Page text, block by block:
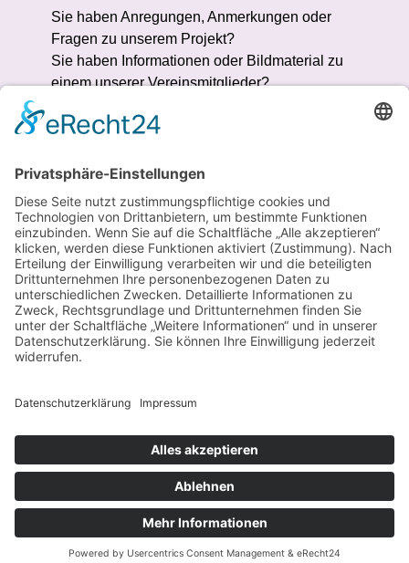
Sie haben Anregungen, Anmerkungen oder
Fragen zu unserem Projekt?
Sie haben Informationen oder Bildmaterial zu
einem unserer Vereinsmitglieder?
Verein für Fraueninteressen e.V.
Vereinsarchiv
Altheimer Eck 13
80331 München
Telefon 089 / 2 90 44 63
archiv(at)fraueninteressen.de
Informationen Bildmaterial
Geschichts-Atelier Elvira